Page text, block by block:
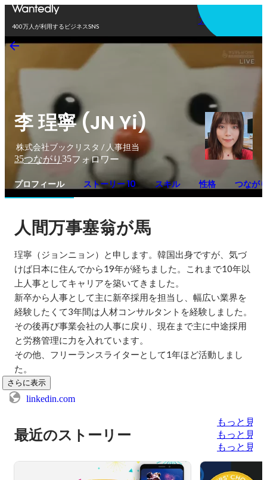
400万人が利用するビジネスSNS
アプリを使う
李 珵寧 (JN Yi)
株式会社ブックリスタ / 人事担当
35つながり 35フォロワー
プロフィール ストーリー 10 スキル 性格 つなが
人間万事塞翁が馬
珵寧（ジョンニョン）と申します。韓国出身ですが、気づ
けば日本に住んでから19年が経ちました。これまで10年以
上人事としてキャリアを築いてきました。
新卒から人事として主に新卒採用を担当し、幅広い業界を
経験したくて3年間は人材コンサルタントを経験しました。
その後再び事業会社の人事に戻り、現在まで主に中途採用
と労務管理に力を入れています。
その他、フリーランスライターとして1年ほど活動しまし
た。
さらに表示
linkedin.com
最近のストーリー
もっと見る
もっと見る
もっと見る